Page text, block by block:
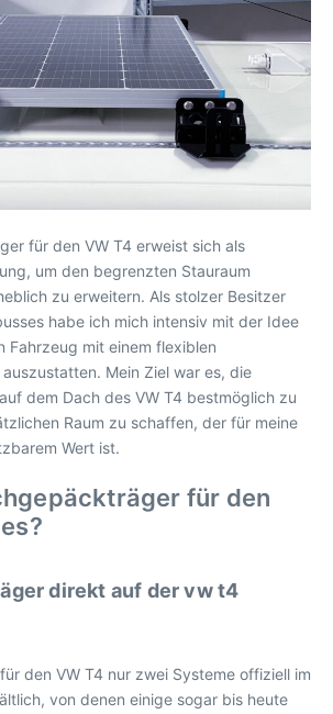
für den VW T4 erweist sich als
um den begrenzten Stauraum
zu erweitern. Als stolzer Besitzer
habe ich mich intensiv mit der Idee
Fahrzeug mit einem flexiblen
Mein Ziel war es, die
dem Dach des VW T4 bestmöglich zu
Raum zu schaffen, der für meine
Wert ist.
für den
direkt auf der vw t4
den VW T4 nur zwei Systeme offiziell im
von denen einige sogar bis heute